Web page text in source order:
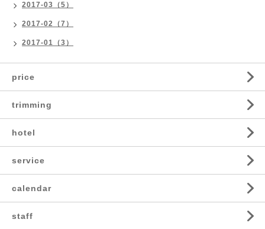
2017-03（5）
2017-02（7）
2017-01（3）
price
trimming
hotel
service
calendar
staff